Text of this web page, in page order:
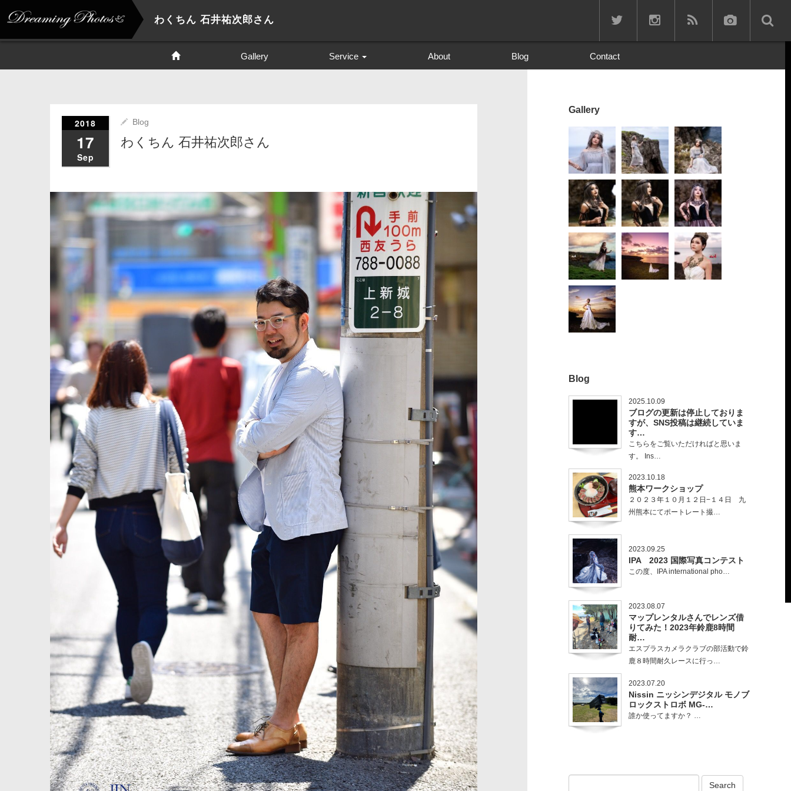
わくちん 石井祐次郎さん
Gallery Service About Blog Contact
2018
17
Sep
Blog
わくちん 石井祐次郎さん
Gallery
Blog
2025.10.09
ブログの更新は停止しておりま
すが、SNS投稿は継続していま
す…
こちらをご覧いただければと思いま
す。 Ins…
2023.10.18
熊本ワークショップ
２０２３年１０月１２日−１４日 九
州熊本にてポートレート撮…
2023.09.25
IPA 2023 国際写真コンテスト
この度、IPA international pho…
2023.08.07
マップレンタルさんでレンズ借
りてみた！2023年鈴鹿8時間
耐…
エスプラスカメラクラブの部活動で鈴
鹿８時間耐久レースに行っ…
2023.07.20
Nissin ニッシンデジタル モノブ
ロックストロボ MG-…
誰か使ってますか？ …